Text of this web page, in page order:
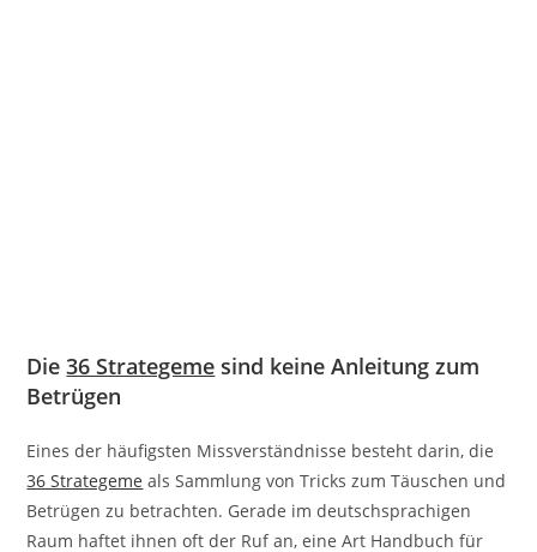
Die36 Strategeme sind keine Anleitung zum
Betrügen
Eines der häufigsten Missverständnisse besteht darin, die
36 Strategeme als Sammlung von Tricks zum Täuschen und
Betrügen zu betrachten. Gerade im deutschsprachigen
Raum haftet ihnen oft der Ruf an, eine Art Handbuch für